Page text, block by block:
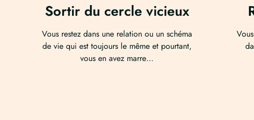
Sortir du cercle vicieux
Vous restez dans une relation ou un schéma
de vie qui est toujours le même et pourtant,
vous en avez marre…